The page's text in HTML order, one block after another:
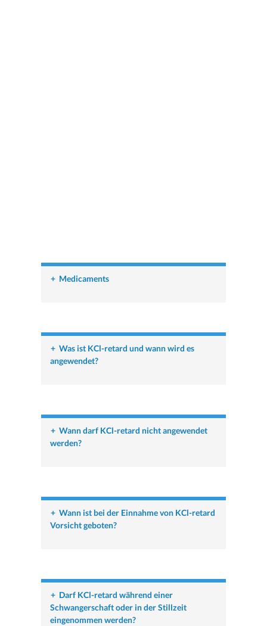
+ Medicaments
+ Was ist KCl-retard und wann wird es
angewendet?
+ Wann darf KCl-retard nicht angewendet
werden?
+ Wann ist bei der Einnahme von KCl-retard
Vorsicht geboten?
+ Darf KCl-retard während einer
Schwangerschaft oder in der Stillzeit
eingenommen werden?